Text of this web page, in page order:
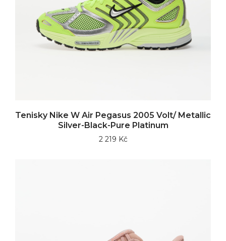
Tenisky Nike W Air Pegasus 2005 Volt/ Metallic
Silver-Black-Pure Platinum
2 219 Kč